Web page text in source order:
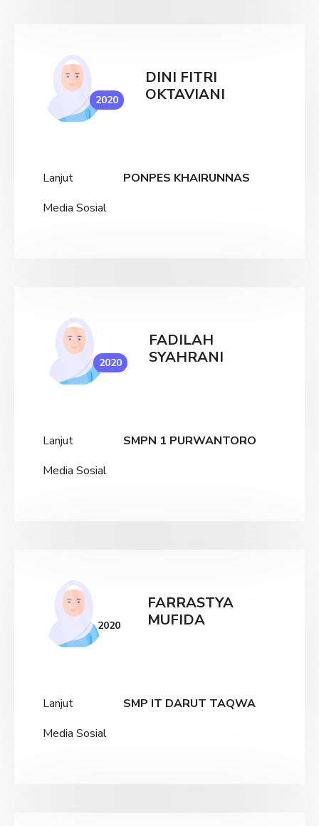
2020
DINI FITRI
OKTAVIANI
Lanjut
PONPES KHAIRUNNAS
Media Sosial
2020
FADILAH
SYAHRANI
Lanjut
SMPN 1 PURWANTORO
Media Sosial
2020
FARRASTYA
MUFIDA
Lanjut
SMP IT DARUT TAQWA
Media Sosial